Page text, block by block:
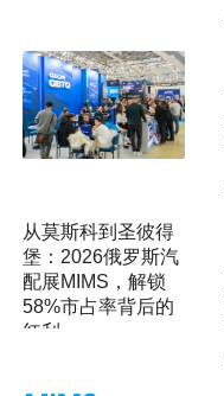
从莫斯科到圣彼得
堡：2026俄罗斯汽
配展MIMS，解锁
58%市占率背后的
红利